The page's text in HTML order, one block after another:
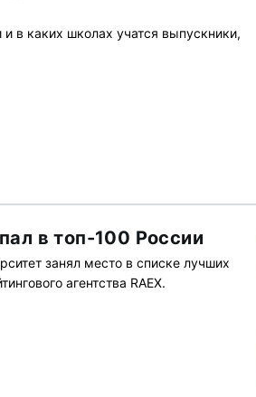
в каких школах учатся выпускники,
в топ-100 России
занял место в списке лучших
агентства RAEX.